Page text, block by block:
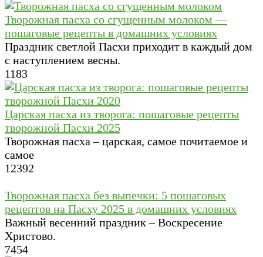
Творожная пасха со сгущенным молоком —
пошаговые рецепты в домашних условиях
Праздник светлой Пасхи приходит в каждый дом
с наступлением весны.
1183
Царская пасха из творога: пошаговые рецепты
творожной Пасхи 2025
Творожная пасха – царская, самое почитаемое и
самое
12392
Творожная пасха без выпечки: 5 пошаговых
рецептов на Пасху 2025 в домашних условиях
Важный весенний праздник – Воскресение
Христово.
7454